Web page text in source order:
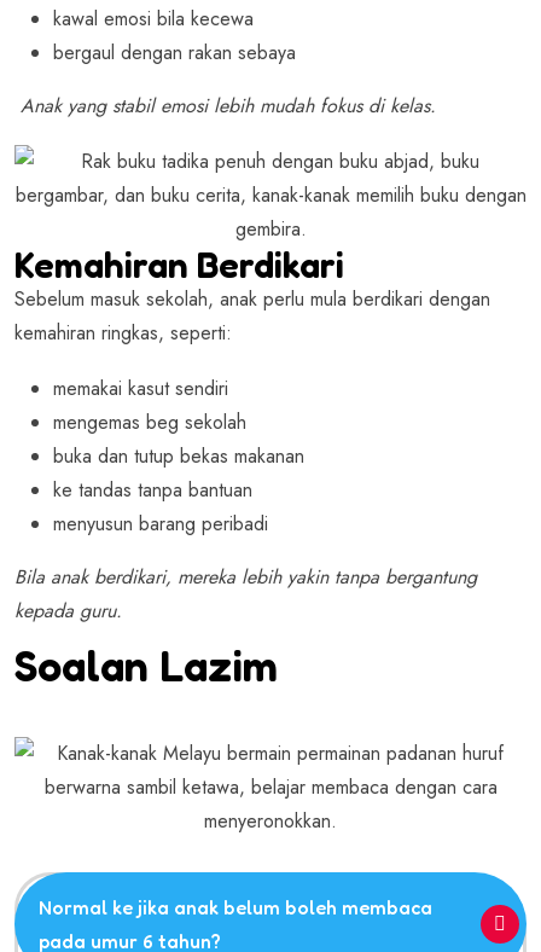
kawal emosi bila kecewa
bergaul dengan rakan sebaya
Anak yang stabil emosi lebih mudah fokus di kelas.
Kemahiran Berdikari
Sebelum masuk sekolah, anak perlu mula berdikari dengan
kemahiran ringkas, seperti:
memakai kasut sendiri
mengemas beg sekolah
buka dan tutup bekas makanan
ke tandas tanpa bantuan
menyusun barang peribadi
Bila anak berdikari, mereka lebih yakin tanpa bergantung
kepada guru.
Soalan Lazim
Normal ke jika anak belum boleh membaca
pada umur 6 tahun?